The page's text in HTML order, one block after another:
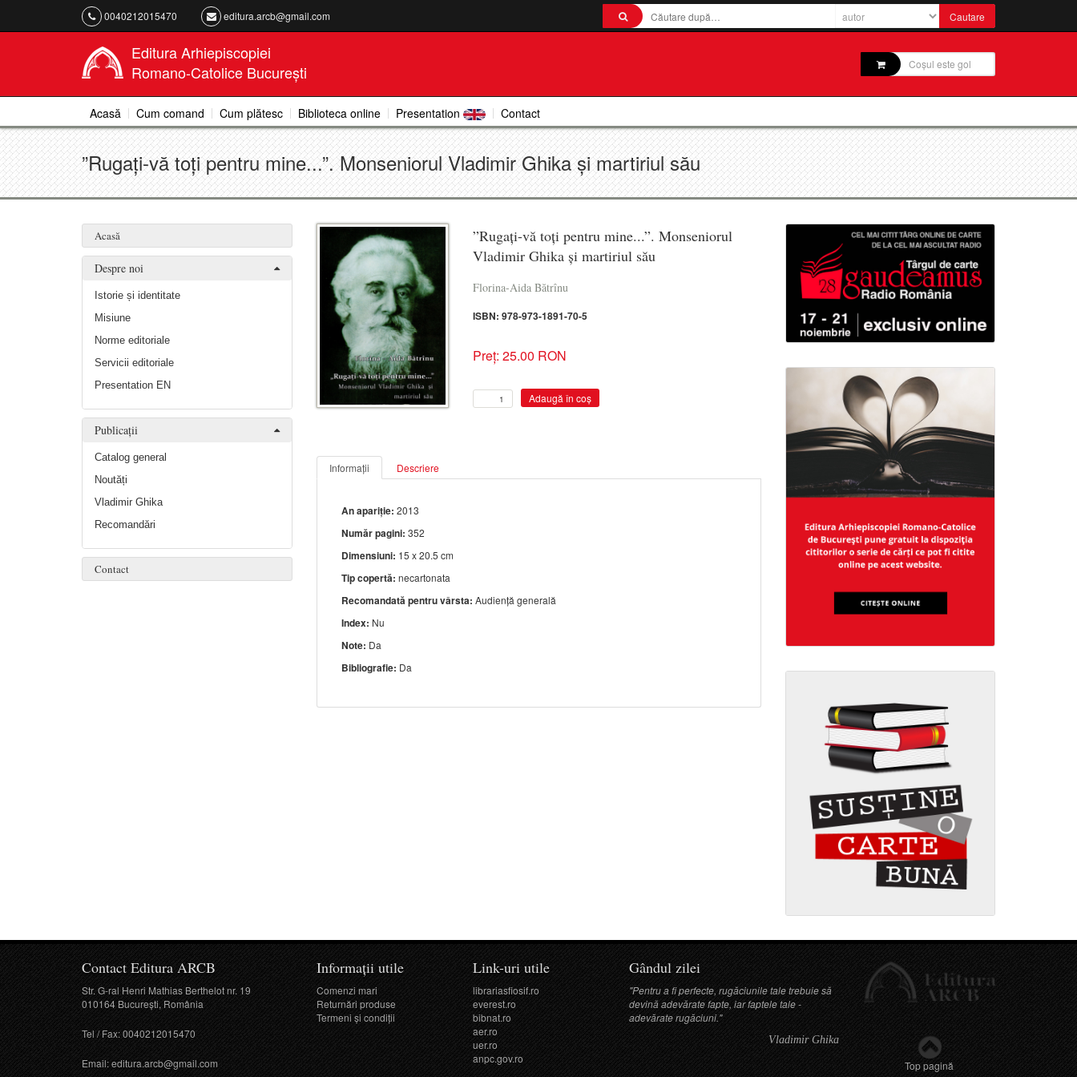
0040212015470 editura.arcb@gmail.com
Editura Arhiepiscopiei
Romano-Catolice București
Coșul este gol
Acasă Cum comand Cum plătesc Biblioteca online Presentation Contact
”Rugați-vă toți pentru mine...”. Monseniorul Vladimir Ghika și martiriul său
Acasă
Despre noi
Istorie și identitate
Misiune
Norme editoriale
Servicii editoriale
Presentation EN
Publicații
Catalog general
Noutăți
Vladimir Ghika
Recomandări
Contact
”Rugați-vă toți pentru mine...”. Monseniorul
Vladimir Ghika și martiriul său
Florina-Aida Bătrînu
ISBN: 978-973-1891-70-5
Preț: 25.00 RON
Informații Descriere
An apariție: 2013
Număr pagini: 352
Dimensiuni: 15 x 20.5 cm
Tip copertă: necartonata
Recomandată pentru vârsta: Audiență generală
Index: Nu
Note: Da
Bibliografie: Da
Contact Editura ARCB
Str. G-ral Henri Mathias Berthelot nr. 19
010164 București, România
Tel / Fax: 0040212015470
Email:editura.arcb@gmail.com
Informații utile
Comenzi mari
Returnări produse
Termeni şi condiţii
Link-uri utile
librariasfiosif.ro
everest.ro
bibnat.ro
aer.ro
uer.ro
anpc.gov.ro
Gândul zilei
"Pentru a fi perfecte, rugăciunile tale trebuie să
devină adevărate fapte, iar faptele tale -
adevărate rugăciuni."
Vladimir Ghika
Top pagină